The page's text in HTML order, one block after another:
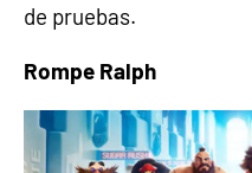
de pruebas.
Rompe Ralph